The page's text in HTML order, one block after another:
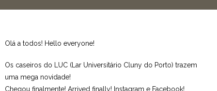
Utilidades
Olá a todos! Hello everyone!
Os caseiros do LUC (Lar Universitário Cluny do Porto) trazem
uma mega novidade!
Chegou finalmente! Arrived finally! Instagram e Facebook!